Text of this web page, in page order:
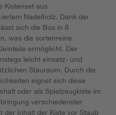
Kistenset aus
Nadelholz. Dank der
sich die Box in 6
was die sortenreine
ermöglicht. Der
leicht einsetz- und
Stauraum. Durch die
eignet sich diese
oder als Spielzeugkiste im
verschiedenster
der Inhalt der Kiste vor Staub